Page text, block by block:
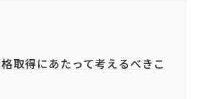
取得にあたって考えるべきこ